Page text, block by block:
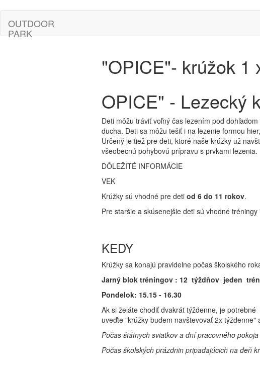
OUTDOOR
PARK
"OPICE"- krúžok 1
OPICE" - Lezecký
Deti môžu tráviť voľný čas lezením pod
ducha. Deti sa môžu tešiť i na lezenie formou
Určený je tiež pre deti, ktoré naše krúžky už
všeobecnú pohybovú prípravu s prvkami lezenia.
DÔLEŽITÉ INFORMÁCIE
VEK
Krúžky sú vhodné pre deti od 6 do 11 rokov.
Pre staršie a skúsenejšie deti sú vhodné
KEDY
Krúžky sa konajú pravidelne počas školského
Jarný blok tréningov : 12 týždňov jeden
Pondelok: 15.15 - 16.30
Ak si želáte chodiť dvakrát týždenne, je
uveďte "krúžky budem navštevovať 2x
Počas štátnych sviatkov a dní pracovného
Počas školských prázdnin pripadajúcich na deň